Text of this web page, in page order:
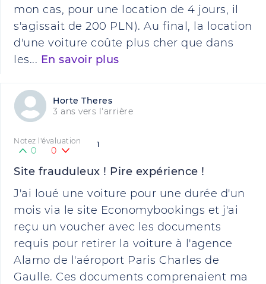
mon cas, pour une location de 4 jours, il
s'agissait de 200 PLN). Au final, la location
d'une voiture coûte plus cher que dans
les... En savoir plus
Horte Theres
3 ans vers l'arrière
1
Notez l'évaluation
0 0
Site frauduleux ! Pire expérience !
J'ai loué une voiture pour une durée d'un
mois via le site Economybookings et j'ai
reçu un voucher avec les documents
requis pour retirer la voiture à l'agence
Alamo de l'aéroport Paris Charles de
Gaulle. Ces documents comprenaient ma